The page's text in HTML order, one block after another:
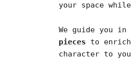
your space
We guide you
pieces to
character to